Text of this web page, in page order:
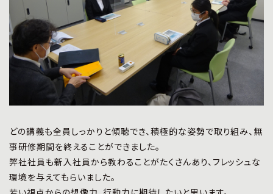
どの講義も全員しっかりと傾聴でき、積極的な姿勢で取り組み、無
事研修期間を終えることができました。
弊社社員も新入社員から教わることがたくさんあり、フレッシュな
環境を与えてもらいました。